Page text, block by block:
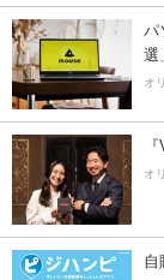
パ
選
オ
オ
自